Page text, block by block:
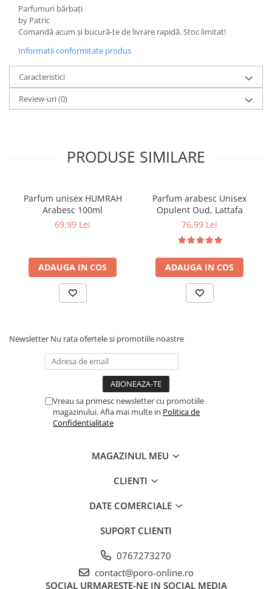
Parfumuri bărbați
by Patric
Comandă acum și bucură-te de livrare rapidă. Stoc limitat!
Informatii conformitate produs
Caracteristici
Review-uri(0)
PRODUSE SIMILARE
Parfum unisex HUMRAH
Arabesc 100ml
69,99 Lei
ADAUGA IN COS
Parfum arabesc Unisex
Opulent Oud, Lattafa
76,99 Lei
ADAUGA IN COS
Newsletter Nu rata ofertele si promotiile noastre
Vreau sa primesc newsletter cu promotiile
magazinului. Afla mai multe in Politica de
Confidentialitate
MAGAZINUL MEU
CLIENTI
DATE COMERCIALE
SUPORT CLIENTI
0767273270
contact@poro-online.ro
SOCIAL URMARESTE-NE IN SOCIAL MEDIA